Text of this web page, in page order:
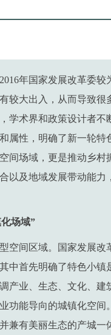
年国家发展改革委较
较大出入，从而导致很
学术界和政策设计者不
属性，明确了新一轮特
间场域，更是推动乡村
以及地域发展带动能力
场域”
空间区域。国家发展改
中首先明确了特色小镇
产业、生态、文化、建
功能导向的城镇化空间
兼有美丽生态的产城一